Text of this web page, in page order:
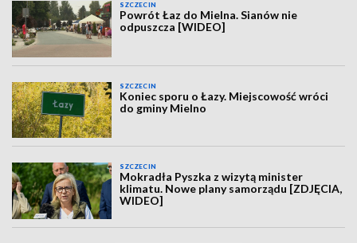
SZCZECIN
Powrót Łaz do Mielna. Sianów nie
odpuszcza [WIDEO]
SZCZECIN
Koniec sporu o Łazy. Miejscowość wróci
do gminy Mielno
SZCZECIN
Mokradła Pyszka z wizytą minister
klimatu. Nowe plany samorządu [ZDJĘCIA,
WIDEO]